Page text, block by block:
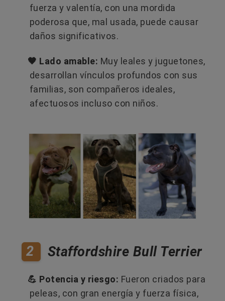
fuerza y valentía, con una mordida
poderosa que, mal usada, puede causar
daños significativos.
🤎 Lado amable: Muy leales y juguetones,
desarrollan vínculos profundos con sus
familias, son compañeros ideales,
afectuosos incluso con niños.
2 Staffordshire Bull Terrier
💪 Potencia y riesgo: Fueron criados para
peleas, con gran energía y fuerza física,